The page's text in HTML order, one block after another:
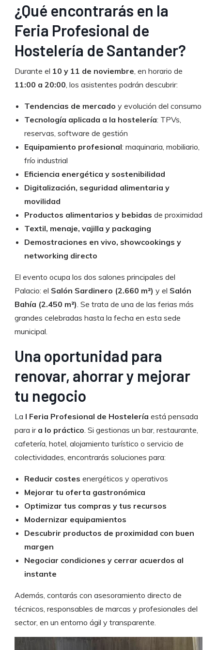
¿Qué encontrarás en la
Feria Profesional de
Hostelería de Santander?
Durante el 10 y 11 de noviembre , en horario de
11:00 a 20:00 , los asistentes podrán descubrir:
Tendencias de mercado y evolución del consumo
Tecnología aplicada a la hostelería: TPVs,
reservas, software de gestión
Equipamiento profesional: maquinaria, mobiliario,
frío industrial
Eficiencia energética y sostenibilidad
Digitalización, seguridad alimentaria y
movilidad
Productos alimentarios y bebidas de proximidad
Textil, menaje, vajilla y packaging
Demostraciones en vivo, showcookings y
networking directo
El evento ocupa los dos salones principales del
Palacio: el Salón Sardinero (2.660 m²) y el Salón
Bahía (2.450 m²) . Se trata de una de las ferias más
grandes celebradas hasta la fecha en esta sede
municipal.
Una oportunidad para
renovar, ahorrar y mejorar
tu negocio
La I Feria Profesional de Hostelería está pensada
para ir a lo práctico . Si gestionas un bar, restaurante,
cafetería, hotel, alojamiento turístico o servicio de
colectividades, encontrarás soluciones para:
Reducir costes energéticos y operativos
Mejorar tu oferta gastronómica
Optimizar tus compras y tus recursos
Modernizar equipamientos
Descubrir productos de proximidad con buen
margen
Negociar condiciones y cerrar acuerdos al
instante
Además, contarás con asesoramiento directo de
técnicos, responsables de marcas y profesionales del
sector, en un entorno ágil y transparente.